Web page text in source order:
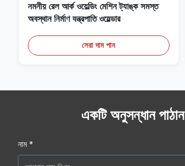
নমনীয় রেল আর্ক ওয়েল্ডিং মেশিন ট্যাঙ্ক সমস্ত
অবস্থান নির্মাণ যন্ত্রপাতি ওয়েল্ডার
সেরা দাম পান
একটি অনুসন্ধান পাঠান
নাম *